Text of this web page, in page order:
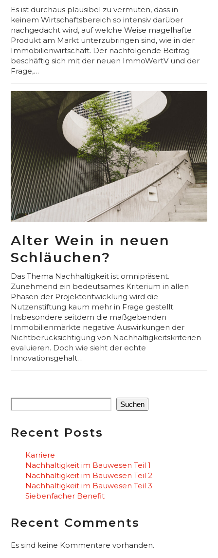
Es ist durchaus plausibel zu vermuten, dass in
keinem Wirtschaftsbereich so intensiv darüber
nachgedacht wird, auf welche Weise magelhafte
Produkt am Markt unterzubringen sind, wie in der
Immobilienwirtschaft. Der nachfolgende Beitrag
beschäftig sich mit der neuen ImmoWertV und der
Frage,…
Alter Wein in neuen
Schläuchen?
Das Thema Nachhaltigkeit ist omnipräsent.
Zunehmend ein bedeutsames Kriterium in allen
Phasen der Projektentwicklung wird die
Nutzenstiftung kaum mehr in Frage gestellt.
Insbesondere seitdem die maßgebenden
Immobilienmärkte negative Auswirkungen der
Nichtberücksichtigung von Nachhaltigkeitskriterien
evaluieren. Doch wie sieht der echte
Innovationsgehalt…
Suchen
Recent Posts
Karriere
Nachhaltigkeit im Bauwesen Teil 1
Nachhaltigkeit im Bauwesen Teil 2
Nachhaltigkeit im Bauwesen Teil 3
Siebenfacher Benefit
Recent Comments
Es sind keine Kommentare vorhanden.